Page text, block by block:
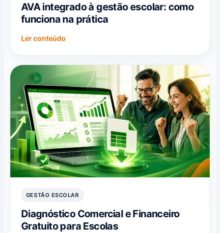
AVA integrado à gestão escolar: como
funciona na prática
Ler conteúdo
GESTÃO ESCOLAR
Diagnóstico Comercial e Financeiro
Gratuito para Escolas